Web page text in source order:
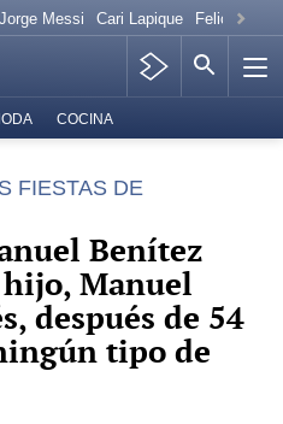
Messi Cari Lapique Felicitación
COCINA
FIESTAS DE
Benítez
Manuel
después de 54
tipo de